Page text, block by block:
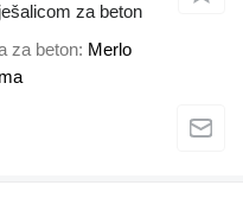
za beton
za beton Merlo